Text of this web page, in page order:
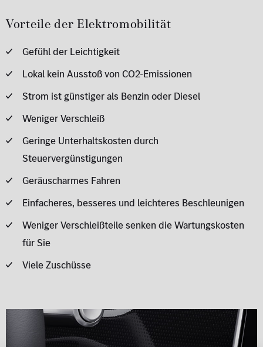
Vorteile der Elektromobilität
Gefühl der Leichtigkeit
Lokal kein Ausstoß von CO2-Emissionen
Strom ist günstiger als Benzin oder Diesel
Weniger Verschleiß
Geringe Unterhaltskosten durch
Steuervergünstigungen
Geräuscharmes Fahren
Einfacheres, besseres und leichteres Beschleunigen
Weniger Verschleißteile senken die Wartungskosten
für Sie
Viele Zuschüsse